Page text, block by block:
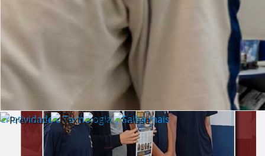
Criatividade e Tecnologia | Saiba mais